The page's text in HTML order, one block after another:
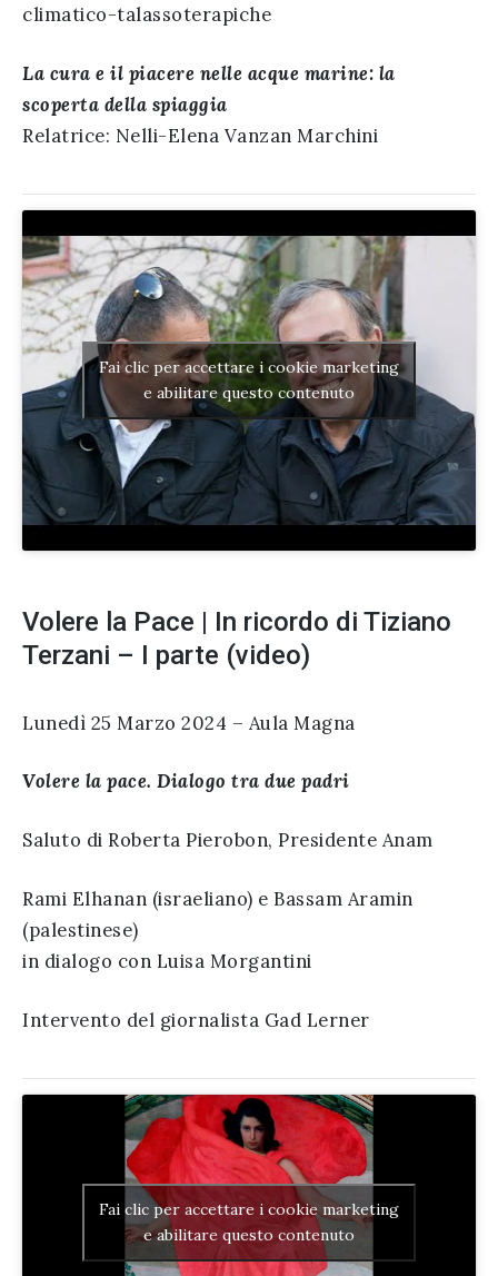
climatico-talassoterapiche
La cura e il piacere nelle acque marine: la
scoperta della spiaggia
Relatrice: Nelli-Elena Vanzan Marchini
Fai clic per accettare i cookie marketing
e abilitare questo contenuto
Volere la Pace | In ricordo di Tiziano
Terzani – I parte (video)
Lunedì 25 Marzo 2024 – Aula Magna
Volere la pace. Dialogo tra due padri
Saluto di Roberta Pierobon, Presidente Anam
Rami Elhanan (israeliano) e Bassam Aramin
(palestinese)
in dialogo con Luisa Morgantini
Intervento del giornalista Gad Lerner
Fai clic per accettare i cookie marketing
e abilitare questo contenuto